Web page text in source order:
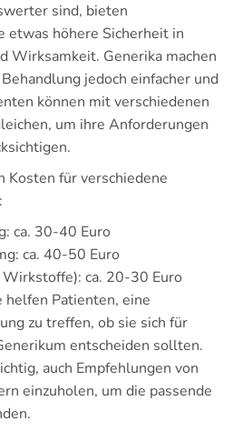
sind, bieten
etwas höhere Sicherheit in
Wirksamkeit. Generika machen
jedoch einfacher und
können mit verschiedenen
um ihre Anforderungen
Kosten für verschiedene
ca. 30-40 Euro
ca. 40-50 Euro
ca. 20-30 Euro
helfen Patienten, eine
zu treffen, ob sie sich für
entscheiden sollten.
auch Empfehlungen von
einzuholen, um die passende